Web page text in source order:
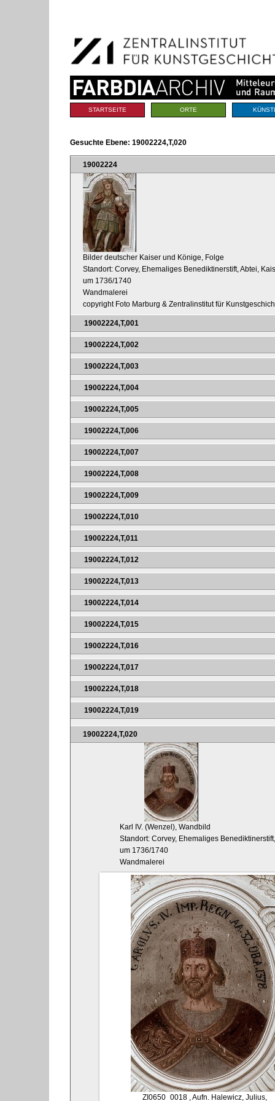
Navigation
Sektionen
STARTSEITE ORTE
Gesuchte Ebene: 19002224,T,020
19002224
Bilder deutscher Kaiser und Könige, Folge
Standort: Corvey, Ehemaliges Benediktinerstift, Abtei,
um 1736/1740
Wandmalerei
copyright Foto Marburg & Zentralinstitut für
19002224,T,001
19002224,T,002
19002224,T,003
19002224,T,004
19002224,T,005
19002224,T,006
19002224,T,007
19002224,T,008
19002224,T,009
19002224,T,010
19002224,T,011
19002224,T,012
19002224,T,013
19002224,T,014
19002224,T,015
19002224,T,016
19002224,T,017
19002224,T,018
19002224,T,019
19002224,T,020
Karl IV. (Wenzel), Wandbild
Standort: Corvey, Ehemaliges
um 1736/1740
Wandmalerei
ZI0650_0018 , Aufn. Halewicz, Julius,